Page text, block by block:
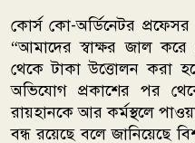
কোর্স কো-অর্ডিনেটর
“আমাদের স্বাক্ষর জাল করে
থেকে টাকা উত্তোলন করা
অভিযোগ প্রকাশের পর
রায়হানকে আর কর্মস্থলে
বন্ধ রয়েছে বলে জানিয়েছে